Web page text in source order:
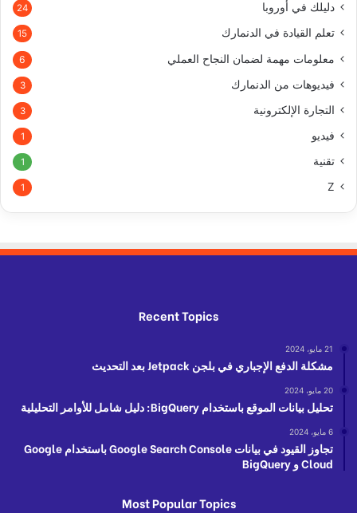
دليلك في أوروبا 24
تعلم القيادة في الدنمارك 15
معلومات مهمة لضمان النجاح العملي 6
فيديوهات من الدنمارك 3
التجارة الإلكترونية 3
فيديو 1
تقنية 1
Z
1
Recent Topics
21 مايو، 2024
مشكلة الدفع الإجباري في بلجن Jetpack بعد التحديث
20 مايو، 2024
تحليل بيانات الموقع باستخدام BigQuery: دليل شامل للأوامر التحليلية
6 مايو، 2024
تجاوز القيود في بيانات Google Search Console باستخدام Google
Cloud و BigQuery
Most Popular Topics